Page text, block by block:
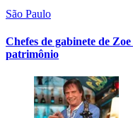
São Paulo
Chefes de gabinete de
patrimônio